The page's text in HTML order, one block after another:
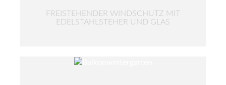
FREISTEHENDER WINDSCHUTZ MIT
EDELSTAHLSTEHER UND GLAS